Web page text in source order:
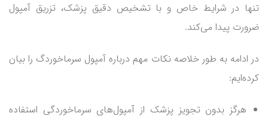
تنها در شرایط خاص و با تشخیص دقیق پزشک، تزریق آمپول
ضرورت پیدا می‌کند.
در ادامه به طور خلاصه نکات مهم درباره آمپول سرماخوردگ را بیان
کرده‌ایم:
هرگز بدون تجویز پزشک از آمپول‌های سرماخوردگی استفاده